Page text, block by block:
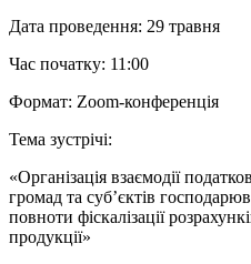
Дата проведення: 29 травня
Час початку: 11:00
Формат: Zoom-конференція
Тема зустрічі:
«Організація взаємодії
громад та суб’єктів
повноти фіскалізації
продукції»